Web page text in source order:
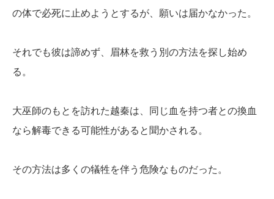
の体で必死に止めようとするが、願いは届かなかった。
それでも彼は諦めず、眉林を救う別の方法を探し始め
る。
大巫師のもとを訪れた越秦は、同じ血を持つ者との換血
なら解毒できる可能性があると聞かされる。
その方法は多くの犠牲を伴う危険なものだった。